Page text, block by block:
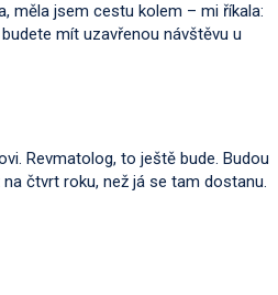
měla jsem cestu kolem – mi říkala:
mít uzavřenou návštěvu u
Revmatolog, to ještě bude. Budou
čtvrt roku, než já se tam dostanu.